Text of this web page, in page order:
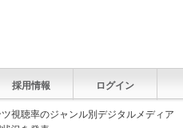
採用情報 ログイン
視聴率のジャンル別デジタルメディア